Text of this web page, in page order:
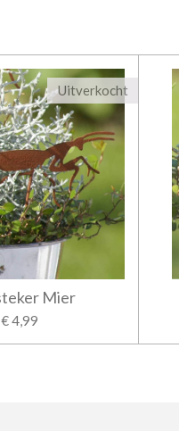
Uitverkocht
Mier
€ 4,99